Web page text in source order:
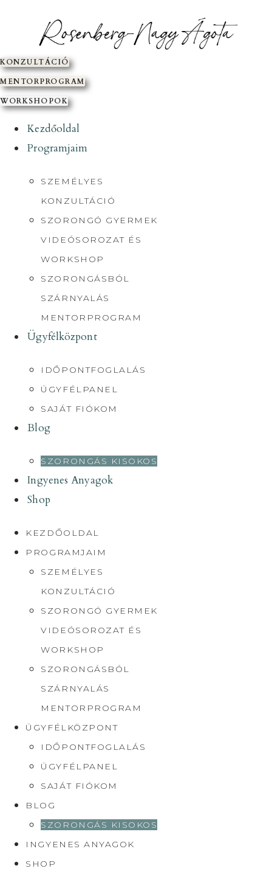
KONZULTÁCIÓ
MENTORPROGRAM
WORKSHOPOK
Kezdőoldal
Programjaim
SZEMÉLYES
KONZULTÁCIÓ
SZORONGÓ GYERMEK
VIDEÓSOROZAT ÉS
WORKSHOP
SZORONGÁSBÓL
SZÁRNYALÁS
MENTORPROGRAM
Ügyfélközpont
IDŐPONTFOGLALÁS
ÜGYFÉLPANEL
SAJÁT FIÓKOM
Blog
SZORONGÁS KISOKOS
Ingyenes Anyagok
Shop
KEZDŐOLDAL
PROGRAMJAIM
SZEMÉLYES
KONZULTÁCIÓ
SZORONGÓ GYERMEK
VIDEÓSOROZAT ÉS
WORKSHOP
SZORONGÁSBÓL
SZÁRNYALÁS
MENTORPROGRAM
ÜGYFÉLKÖZPONT
IDŐPONTFOGLALÁS
ÜGYFÉLPANEL
SAJÁT FIÓKOM
BLOG
SZORONGÁS KISOKOS
INGYENES ANYAGOK
SHOP